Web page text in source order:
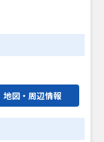
地図・周辺情報